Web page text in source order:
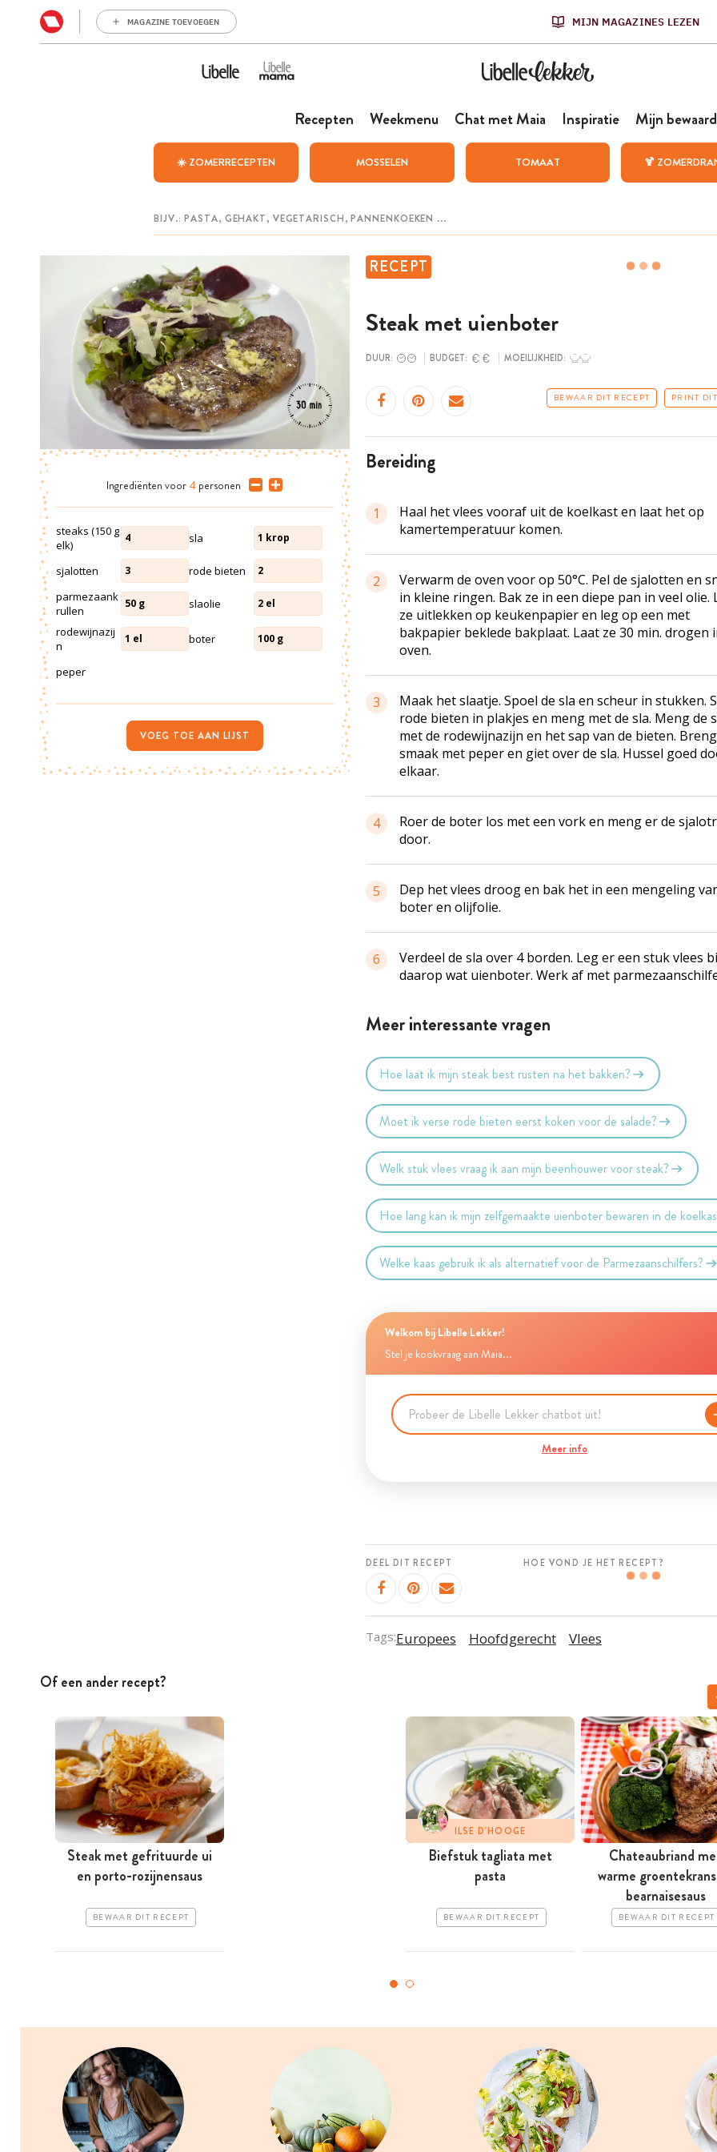
MAGAZINE TOEVOEGEN MIJN MAGAZINES LEZEN
Recepten Weekmenu Chat met Maia Inspiratie Mijn
☀️ ZOMERRECEPTEN MOSSELEN TOMAAT 🍹
RECEPT
Steak met uienboter
DUUR: BUDGET: MOEILIJKHEID:
BEWAAR DIT RECEPT PRINT
bereiding
1
Haal het vlees vooraf uit de koelkast en laat het op
kamertemperatuur komen.
2
Verwarm de oven voor op 50°C. Pel de sjalotten en
in kleine ringen. Bak ze in een diepe pan in veel olie.
ze uitlekken op keukenpapier en leg op een met
bakpapier beklede bakplaat. Laat ze 30 min. drogen
oven.
3
Maak het slaatje. Spoel de sla en scheur in stukken.
rode bieten in plakjes en meng met de sla. Meng de
met de rodewijnazijn en het sap van de bieten.
smaak met peper en giet over de sla. Hussel goed
elkaar.
4
Roer de boter los met een vork en meng er de
door.
5
Dep het vlees droog en bak het in een mengeling
boter en olijfolie.
6
Verdeel de sla over 4 borden. Leg er een stuk vlees
daarop wat uienboter. Werk af met
Meer interessante vragen
Hoe laat ik mijn steak best rusten na het bakken?
Moet ik verse rode bieten eerst koken voor de salade?
Welk stuk vlees vraag ik aan mijn beenhouwer voor steak?
Hoe lang kan ik mijn zelfgemaakte uienboter bewaren in de
Welke kaas gebruik ik als alternatief voor de Parmezaanschilfers?
Welkom bij Libelle Lekker!
Stel je kookvraag aan Maia...
Meer info
DEEL DIT RECEPT HOE VOND JE HET RECEPT?
Tags:Europees Hoofdgerecht Vlees
Ingrediënten voor 4 personen
steaks (150 g
elk)
4 sla 1 krop
sjalotten 3 rode bieten 2
parmezaank
rullen
50 g slaolie 2 el
rodewijnazij
n
1 el boter 100 g
peper
VOEG TOE AAN LIJST
Of een ander recept?
Steak met gefrituurde ui
en porto-rozijnensaus
BEWAAR DIT RECEPT
ILSE D'HOOGE
Biefstuk tagliata met
pasta
BEWAAR DIT RECEPT
Chateaubriand
warme
bearnaisesaus
BEWAAR DIT RECEPT